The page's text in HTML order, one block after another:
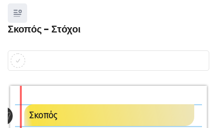
Blocks
Σκοπός - Στόχοι
Blocks
Completion requirements
Σκοπός